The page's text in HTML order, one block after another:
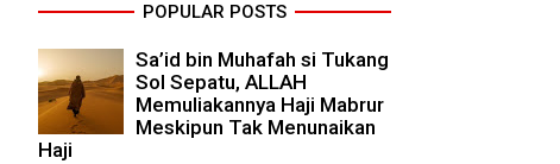
POPULAR POSTS
Sa’id bin Muhafah si Tukang
Sol Sepatu, ALLAH
Memuliakannya Haji Mabrur
Meskipun Tak Menunaikan
Haji